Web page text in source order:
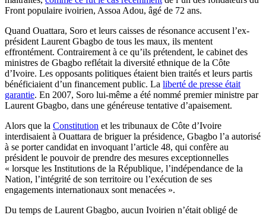
Front populaire ivoirien, Assoa Adou, âgé de 72 ans.
Quand Ouattara, Soro et leurs caisses de résonance accusent l’ex-
président Laurent Gbagbo de tous les maux, ils mentent
effrontément. Contrairement à ce qu’ils prétendent, le cabinet des
ministres de Gbagbo reflétait la diversité ethnique de la Côte
d’Ivoire. Les opposants politiques étaient bien traités et leurs partis
bénéficiaient d’un financement public. La liberté de presse était
garantie. En 2007, Soro lui-même a été nommé premier ministre par
Laurent Gbagbo, dans une généreuse tentative d’apaisement.
Alors que la Constitution et les tribunaux de Côte d’Ivoire
interdisaient à Ouattara de briguer la présidence, Gbagbo l’a autorisé
à se porter candidat en invoquant l’article 48, qui confère au
président le pouvoir de prendre des mesures exceptionnelles
« lorsque les Institutions de la République, l’indépendance de la
Nation, l’intégrité de son territoire ou l’exécution de ses
engagements internationaux sont menacées ».
Du temps de Laurent Gbagbo, aucun Ivoirien n’était obligé de